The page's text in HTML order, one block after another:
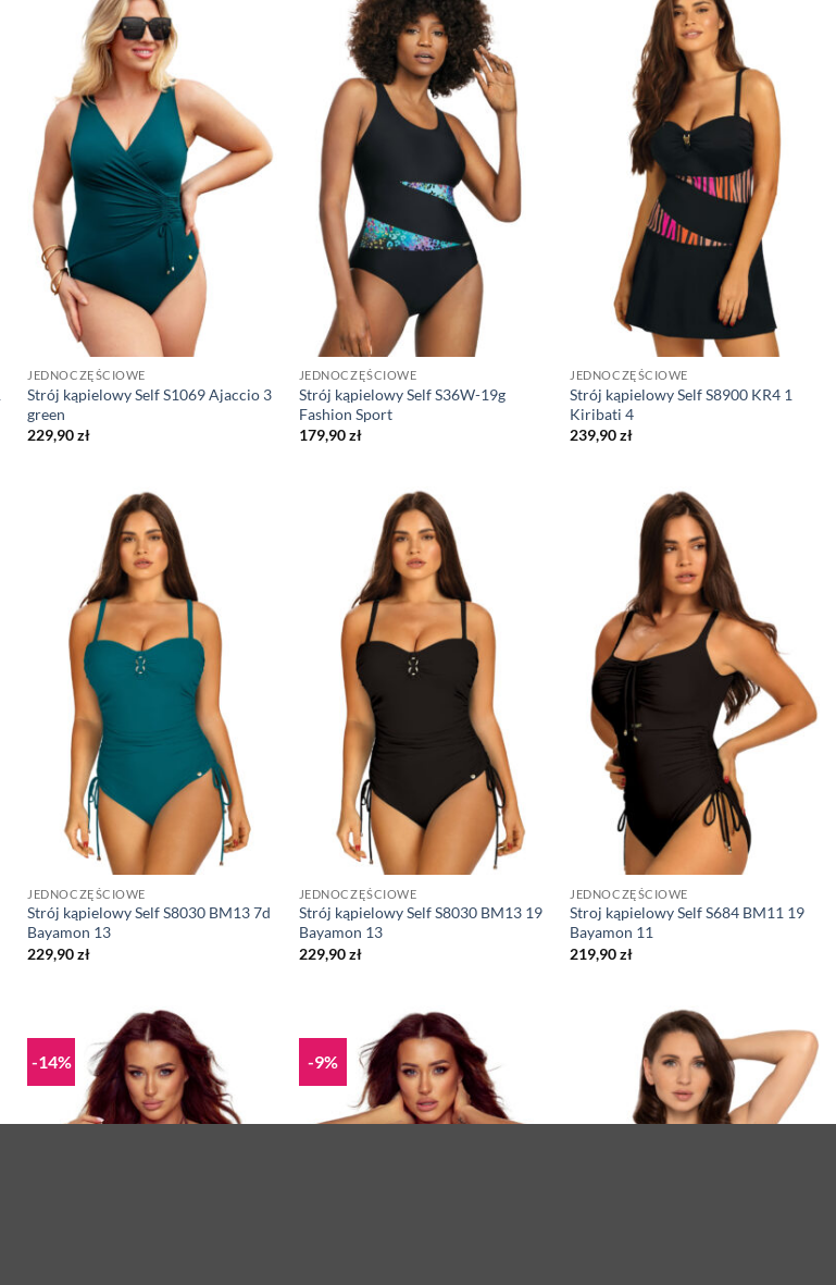
JEDNOCZĘŚCIOWE
Strój kąpielowy Self S1069 Ajaccio 3
green
229,90zł
JEDNOCZĘŚCIOWE
Strój kąpielowy Self S36W-19g
Fashion Sport
179,90zł
JEDNOCZĘŚCIOWE
Strój kąpielowy Self S8900 KR4 1
Kiribati 4
239,90zł
JEDNOCZĘŚCIOWE
Strój kąpielowy Self S8030 BM13 7d
Bayamon 13
229,90zł
JEDNOCZĘŚCIOWE
Strój kąpielowy Self S8030 BM13 19
Bayamon 13
229,90zł
JEDNOCZĘŚCIOWE
Stroj kąpielowy Self S684 BM11 19
Bayamon 11
219,90zł
-14% -9%